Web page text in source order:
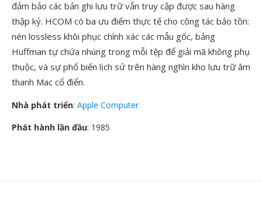
đảm bảo các bản ghi lưu trữ vẫn truy cập được sau hàng
thập kỷ. HCOM có ba ưu điểm thực tế cho công tác bảo tồn:
nén lossless khôi phục chính xác các mẫu gốc, bảng
Huffman tự chứa nhúng trong mỗi tệp để giải mã không phụ
thuộc, và sự phổ biến lịch sử trên hàng nghìn kho lưu trữ âm
thanh Mac cổ điển.
Nhà phát triển: Apple Computer
Phát hành lần đầu: 1985